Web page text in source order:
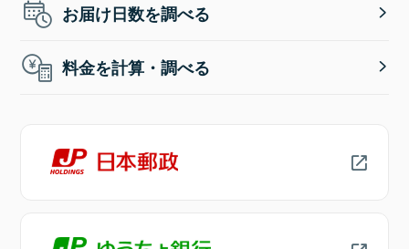
お届け日数を調べる
料金を計算・調べる